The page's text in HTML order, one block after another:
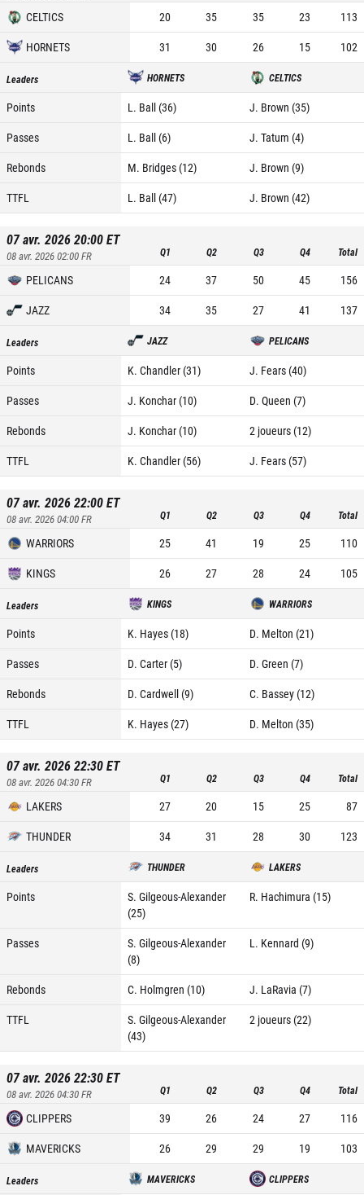
CELTICS 20 35 35 23
113
HORNETS
31 30 26 15 102
Leaders HORNETS CELTICS
Points L. Ball (36)
J. Brown (35)
Passes
L. Ball (6)
J. Tatum (4)
Rebonds
M. Bridges (12)
J. Brown (9)
TTFL
L. Ball (47) J. Brown (42)
07 avr. 2026 20:00ET
08 avr. 2026 02:00FR Q1 Q2 Q3 Q4 Total
PELICANS 24 37 50 45
156
JAZZ
34 35 27 41 137
Leaders JAZZ PELICANS
Points K. Chandler (31)
J. Fears (40)
Passes
J. Konchar (10)
D. Queen (7)
Rebonds
J. Konchar (10)
2 joueurs (12)
TTFL
K. Chandler (56) J. Fears (57)
07 avr. 2026 22:00ET
08 avr. 2026 04:00FR Q1 Q2 Q3 Q4 Total
WARRIORS 25 41 19 25
110
KINGS
26 27 28 24 105
Leaders KINGS WARRIORS
Points K. Hayes (18)
D. Melton (21)
Passes
D. Carter (5)
D. Green (7)
Rebonds
D. Cardwell (9)
C. Bassey (12)
TTFL
K. Hayes (27) D. Melton (35)
07 avr. 2026 22:30ET
08 avr. 2026 04:30FR Q1 Q2 Q3 Q4 Total
LAKERS 27 20 15 25
87
THUNDER
34 31 28 30 123
Leaders THUNDER LAKERS
Points
S. Gilgeous-Alexander
(25)
R. Hachimura (15)
Passes
S. Gilgeous-Alexander
(8)
L. Kennard (9)
Rebonds C. Holmgren (10)
J. LaRavia (7)
TTFL
S. Gilgeous-Alexander
(43)
2 joueurs (22)
07 avr. 2026 22:30ET
08 avr. 2026 04:30FR Q1 Q2 Q3 Q4 Total
CLIPPERS 39 26 24 27
116
MAVERICKS
26 29 29 19 103
Leaders MAVERICKS CLIPPERS